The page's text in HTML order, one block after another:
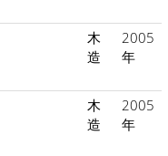
木
造
2005
年
木
造
2005
年